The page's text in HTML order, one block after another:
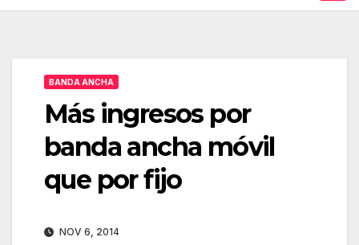
BANDA ANCHA
Más ingresos por
banda ancha móvil
que por fijo
NOV 6, 2014